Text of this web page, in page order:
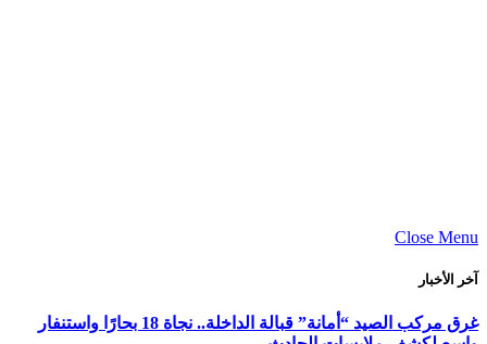
Close Menu
آخر الأخبار
غرق مركب الصيد “أمانة” قبالة الداخلة.. نجاة 18 بحارًا واستنفار